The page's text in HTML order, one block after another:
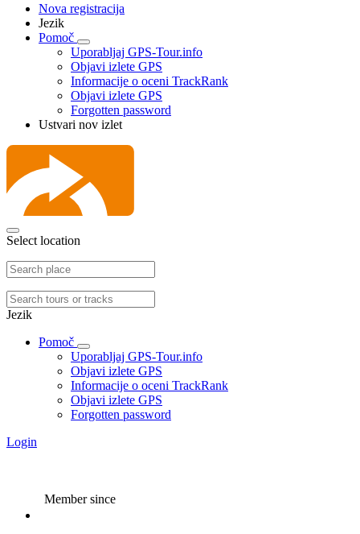
Nova registracija
Jezik
Pomoč
Uporabljaj GPS-Tour.info
Objavi izlete GPS
Informacije o oceni TrackRank
Objavi izlete GPS
Forgotten password
Ustvari nov izlet
Select location
Jezik
Pomoč
Uporabljaj GPS-Tour.info
Objavi izlete GPS
Informacije o oceni TrackRank
Objavi izlete GPS
Forgotten password
Login
Member since